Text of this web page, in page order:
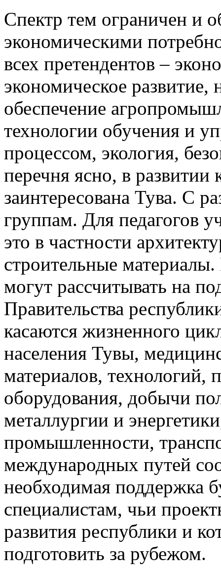
Спектр тем ограничен и
экономическими
всех претендентов –
экономическое развитие,
обеспечение
технологии обучения и
процессом, экология,
перечня ясно, в
заинтересована Тува. С
группам. Для педагогов
это в частности
строительные
могут рассчитывать на
Правительства
касаются жизненного
населения Тувы,
материалов,
оборудования, добычи
металлургии и
промышленности,
международных путей
необходимая поддержка
специалистам, чьи
развития республики и
подготовить за рубежом.